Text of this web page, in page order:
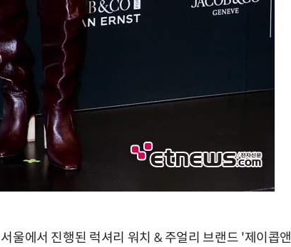
울에서 진행된 럭셔리 워치 & 주얼리 브랜드 '제이콥앤